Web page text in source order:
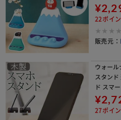
フォンホ
スマート
22ポイ
販売元：
ウォール
スタン
ド スマ
き スマ
ォンスタ
ス 小物置
27ポイ